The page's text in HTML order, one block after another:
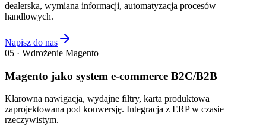
dealerska, wymiana informacji, automatyzacja procesów
handlowych.
Napisz do nas
05 · Wdrożenie Magento
Magento jako system e-commerce B2C/B2B
Klarowna nawigacja, wydajne filtry, karta produktowa
zaprojektowana pod konwersję. Integracja z ERP w czasie
rzeczywistym.